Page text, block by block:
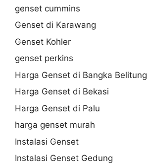
genset cummins
Genset di Karawang
Genset Kohler
genset perkins
Harga Genset di Bangka Belitung
Harga Genset di Bekasi
Harga Genset di Palu
harga genset murah
Instalasi Genset
Instalasi Genset Gedung